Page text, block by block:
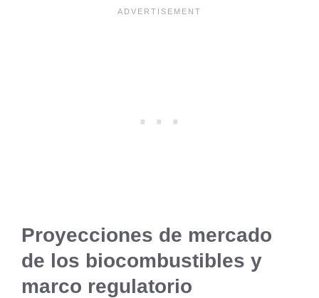
Proyecciones de mercado
de los biocombustibles y
marco regulatorio